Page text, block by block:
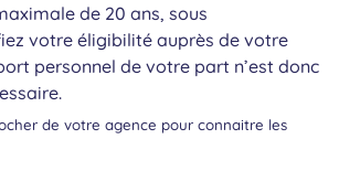
de 20 ans, sous
votre éligibilité auprès de votre
personnel de votre part n’est donc
de votre agence pour connaitre les